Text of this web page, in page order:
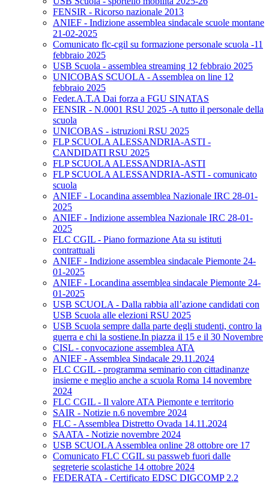
FENSIR - Ricorso nazionale 2013
ANIEF - Indizione assemblea sindacale scuole montane
21-02-2025
Comunicato flc-cgil su formazione personale scuola -11
febbraio 2025
USB Scuola - assemblea streaming 12 febbraio 2025
UNICOBAS SCUOLA - Assemblea on line 12
febbraio 2025
Feder.A.T.A Dai forza a FGU SINATAS
FENSIR - N.0001 RSU 2025 -A tutto il personale della
scuola
UNICOBAS - istruzioni RSU 2025
FLP SCUOLA ALESSANDRIA-ASTI -
CANDIDATI RSU 2025
FLP SCUOLA ALESSANDRIA-ASTI
FLP SCUOLA ALESSANDRIA-ASTI - comunicato
scuola
ANIEF - Locandina assemblea Nazionale IRC 28-01-
2025
ANIEF - Indizione assemblea Nazionale IRC 28-01-
2025
FLC CGIL - Piano formazione Ata su istituti
contrattuali
ANIEF - Indizione assemblea sindacale Piemonte 24-
01-2025
ANIEF - Locandina assemblea sindacale Piemonte 24-
01-2025
USB SCUOLA - Dalla rabbia all’azione candidati con
USB Scuola alle elezioni RSU 2025
USB Scuola sempre dalla parte degli studenti, contro la
guerra e chi la sostiene.In piazza il 15 e il 30 Novembre
CISL - convocazione assemblea ATA
ANIEF - Assemblea Sindacale 29.11.2024
FLC CGIL - programma seminario con cittadinanze
insieme e meglio anche a scuola Roma 14 novembre
2024
FLC CGIL - Il valore ATA Piemonte e territorio
SAIR - Notizie n.6 novembre 2024
FLC - Assemblea Distretto Ovada 14.11.2024
SAATA - Notizie novembre 2024
USB SCUOLA Assemblea online 28 ottobre ore 17
Comunicato FLC CGIL su passweb fuori dalle
segreterie scolastiche 14 ottobre 2024
FEDERATA - Certificato EDSC DIGCOMP 2.2